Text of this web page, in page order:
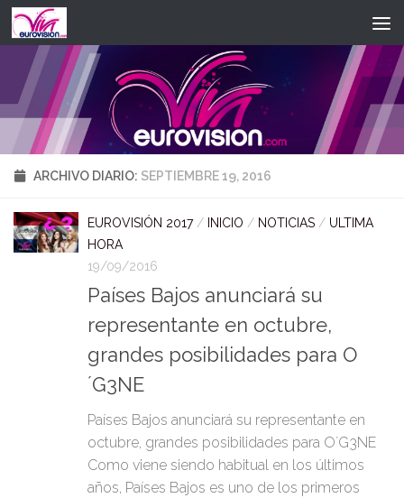
Saltar al contenido
ARCHIVO DIARIO: SEPTIEMBRE 19, 2016
EUROVISIÓN 2017/ INICIO / NOTICIAS / ULTIMA
HORA
19/09/2016
Países Bajos anunciará su
representante en octubre,
grandes posibilidades para O
´G3NE
Países Bajos anunciará su representante en
octubre, grandes posibilidades para O´G3NE
Como viene siendo habitual en los últimos
años, Países Bajos es uno de los primeros